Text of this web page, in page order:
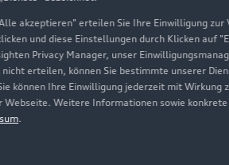
akzeptieren" erteilen Sie Ihre Einwilligung
und diese Einstellungen durch Klicken auf
Privacy Manager, unser
erteilen, können Sie bestimmte unserer
können Ihre Einwilligung jederzeit mit
Weitere Informationen sowie
.